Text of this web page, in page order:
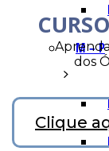
M – P
dos
Clique